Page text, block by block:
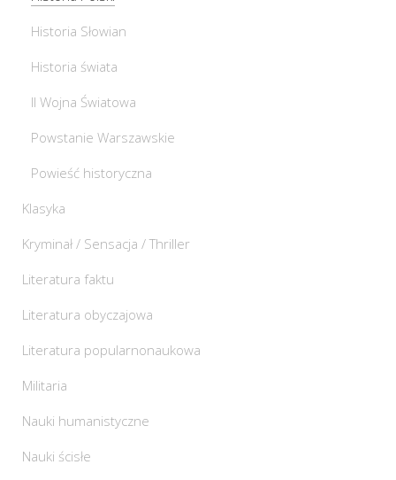
Historia Słowian
Historia świata
II Wojna Światowa
Powstanie Warszawskie
Powieść historyczna
Klasyka
Kryminał / Sensacja / Thriller
Literatura faktu
Literatura obyczajowa
Literatura popularnonaukowa
Militaria
Nauki humanistyczne
Nauki ścisłe